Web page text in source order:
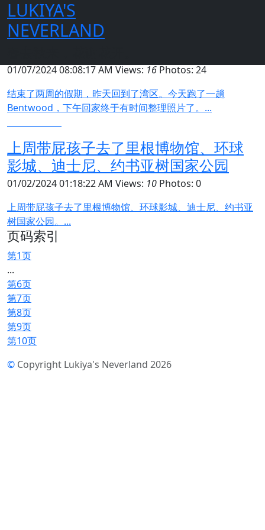
LUKIYA'S
NEVERLAND
首页 日志
01/07/2024 08:08:17 AM Views: 16 Photos: 24
结束了两周的假期，昨天回到了湾区。今天跑了一趟
Bentwood，下午回家终于有时间整理照片了。...
上周带屁孩子去了里根博物馆、环球
影城、迪士尼、约书亚树国家公园
01/02/2024 01:18:22 AM Views: 10 Photos: 0
上周带屁孩子去了里根博物馆、环球影城、迪士尼、约书亚
树国家公园。...
页码索引
第1页
...
第6页
第7页
第8页
第9页
第10页
© Copyright Lukiya's Neverland 2026